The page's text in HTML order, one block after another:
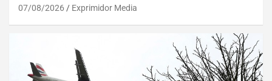
07/08/2026 Exprimidor Media